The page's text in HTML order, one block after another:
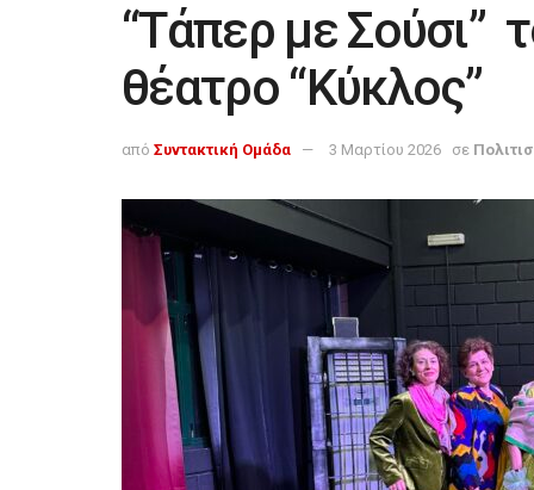
“Τάπερ με Σούσι”
θέατρο “Κύκλος”
από Συντακτική Ομάδα 3 Μαρτίου 2026 σε